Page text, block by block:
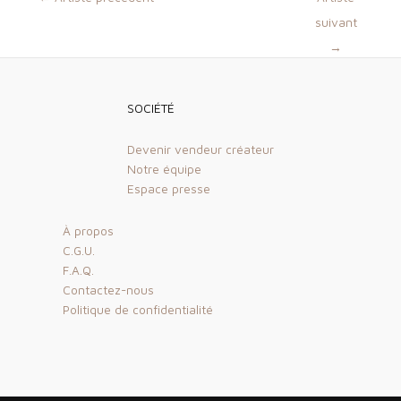
suivant
→
SOCIÉTÉ
Devenir vendeur créateur
Notre équipe
Espace presse
À propos
C.G.U.
F.A.Q.
Contactez-nous
Politique de confidentialité